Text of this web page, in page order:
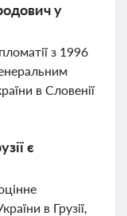
у
з 1996
в Словенії
є
в Грузії,